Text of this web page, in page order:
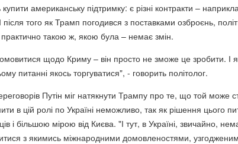
купити американську підтримку: є різні контракти –
після того як Трамп погодився з поставками озброєнь,
такою ж, якою була – немає змін.
щодо Криму – він просто не зможе це зробити. І
питанні якось торгуватися", - говорить політолог.
Путін міг натякнути Трампу про те, що той може
в цій ролі по Україні неможливо, так як рішення цього
і більшою мірою від Києва. "І тут, в Україні, звичайно,
з якимись міжнародними домовленостями,